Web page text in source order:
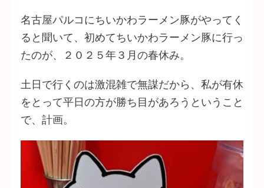
名古屋パルコにちいかわラーメン豚がやってく
ると聞いて、初めてちいかわラーメン豚に行っ
たのが、２０２５年３月の春休み。
土日で行くのは激混雑で無謀だから、私が有休
をとって平日の方が勝ち目があろうということ
で、計画。